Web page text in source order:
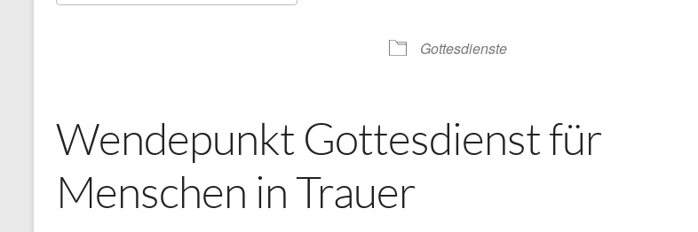
Gottesdienste
Wendepunkt Gottesdienst für
Menschen in Trauer